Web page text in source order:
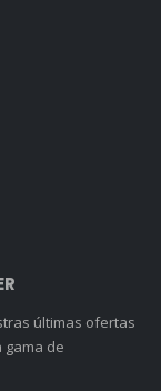
últimas ofertas
de